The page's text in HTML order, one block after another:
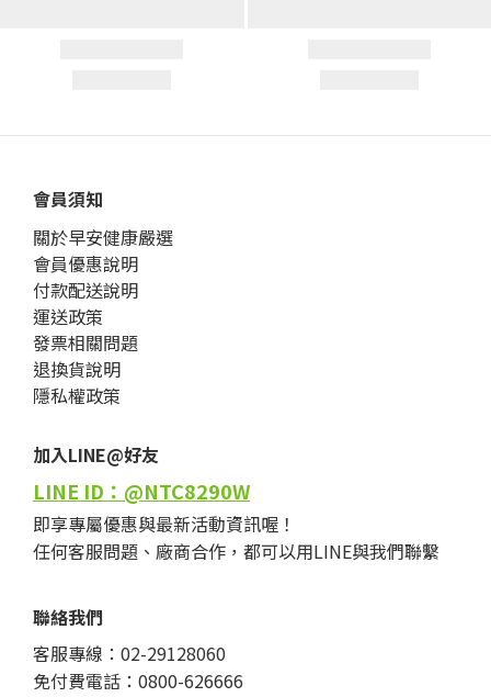
會員須知
關於早安健康嚴選
會員優惠說明
付款配送說明
運送政策
發票相關問題
退換貨說明
隱私權政策
加入LINE@好友
LINE ID：@NTC8290W
即享專屬優惠與最新活動資訊喔！
任何客服問題、廠商合作，都可以用LINE與我們聯繫
聯絡我們
客服專線：02-29128060
免付費電話：0800-626666